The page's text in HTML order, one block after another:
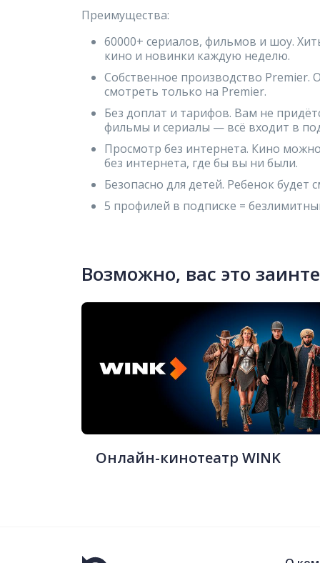
Преимущества:
60000+ сериалов, фильмов и шоу.
кино и новинки каждую неделю.
Собственное производство
смотреть только на Premier.
Без доплат и тарифов. Вам не
фильмы и сериалы — всё входит в
Просмотр без интернета. Кино
без интернета, где бы вы ни были.
Безопасно для детей. Ребенок будет
5 профилей в подписке =
Возможно, вас это
Онлайн-кинотеатр WINK